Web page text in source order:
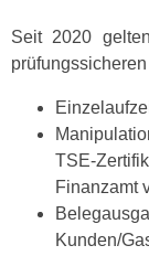
Seit 2020
TSE-
Finanzamt
Kunden/